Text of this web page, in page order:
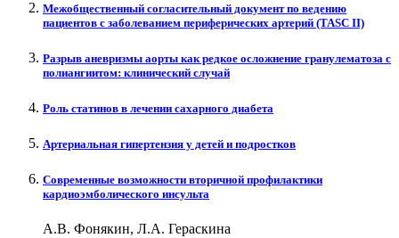
Межобщественный согласительный документ по ведению
пациентов с заболеванием периферических артерий (TASC II)
Разрыв аневризмы аорты как редкое осложнение гранулематоза с
полиангиитом: клинический случай
Роль статинов в лечении сахарного диабета
Артериальная гипертензия у детей и подростков
Современные возможности вторичной профилактики
кардиоэмболического инсульта
А.В. Фонякин, Л.А. Гераскина